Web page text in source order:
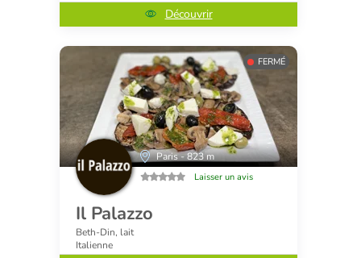
Découvrir
FERMÉ
Paris - 823 m
Laisser un avis
Il Palazzo
Beth-Din, lait
Italienne